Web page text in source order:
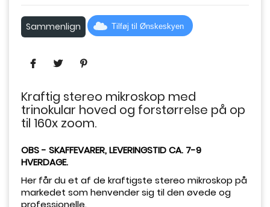
Sammenlign Tilføj til Ønskeskyen
Kraftig stereo mikroskop med
trinokular hoved og forstørrelse på op
til 160x zoom.
OBS - SKAFFEVARER, LEVERINGSTID CA. 7-9
HVERDAGE.
Her får du et af de kraftigste stereo mikroskop på
markedet som henvender sig til den øvede og
professionelle.